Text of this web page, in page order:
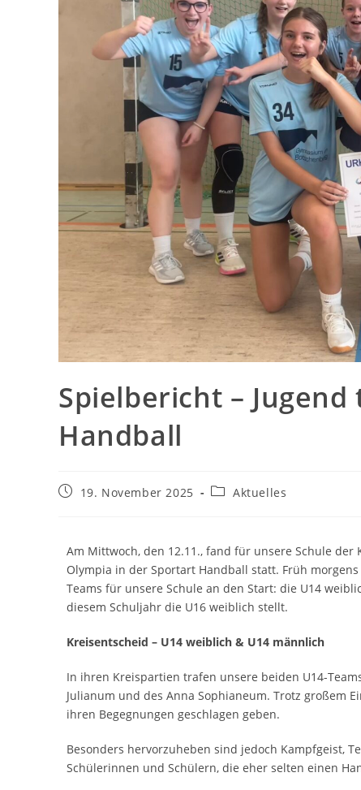
Spielbericht –
Handball
19. November 2025 Aktuelles
Am Mittwoch, den 12.11., fand für unsere Schule
Olympia in der Sportart Handball statt. Früh
Teams für unsere Schule an den Start: die U14
diesem Schuljahr die U16 weiblich stellt.
Kreisentscheid – U14 weiblich & U14 männlich
In ihren Kreispartien trafen unsere beiden U14-
Julianum und des Anna Sophianeum. Trotz großem
ihren Begegnungen geschlagen geben.
Besonders hervorzuheben sind jedoch Kampfgeist,
Schülerinnen und Schülern, die eher selten einen